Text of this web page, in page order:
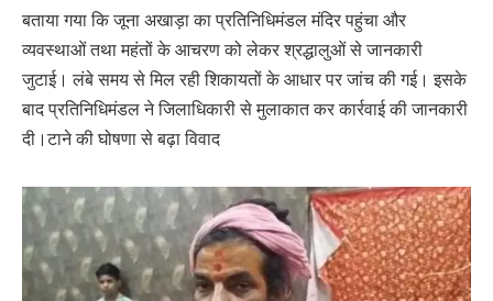
बताया गया कि जूना अखाड़ा का प्रतिनिधिमंडल मंदिर पहुंचा और
व्यवस्थाओं तथा महंतों के आचरण को लेकर श्रद्धालुओं से जानकारी
जुटाई। लंबे समय से मिल रही शिकायतों के आधार पर जांच की गई। इसके
बाद प्रतिनिधिमंडल ने जिलाधिकारी से मुलाकात कर कार्रवाई की जानकारी
दी।टाने की घोषणा से बढ़ा विवाद